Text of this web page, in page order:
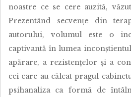
noastre ce se cere auzită,
Prezentând secvențe din
autorului, volumul este o
captivantă în lumea
apărare, a rezistențelor și a
cei care au călcat pragul
psihanaliza ca formă de